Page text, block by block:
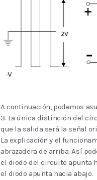
A continuación, podemos
3. La única distinción del
que la salida será la señal
La explicación y el
abrazadera de arriba. Así
el diodo del circuito apunta
el diodo apunta hacia abajo.